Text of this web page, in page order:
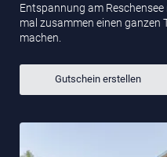
Entspannung am
mal zusammen einen ganzen
machen.
Gutschein erstellen